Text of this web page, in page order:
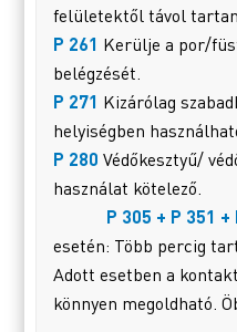
felületektől távol
P 261 Kerülje a por/
belégzését.
P 271 Kizárólag
helyiségben
P 280 Védőkesztyű/
használat kötelező.
P 305 + P 351 +
esetén: Több percig
Adott esetben a
könnyen megoldható.